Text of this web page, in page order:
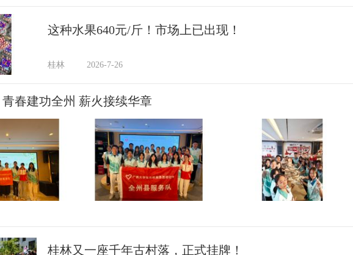
这种水果640元/斤！市场上已出现！
桂林 2026-7-26
春建功全州 薪火接续华章
桂林又一座千年古村落，正式挂牌！